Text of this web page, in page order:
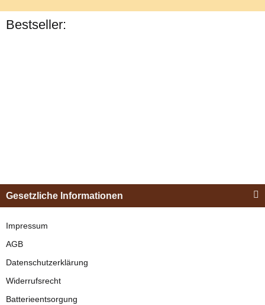
Bestseller:
"Shettyglück"
Gesetzliche Informationen
Impressum
AGB
Datenschutzerklärung
Widerrufsrecht
Batterieentsorgung